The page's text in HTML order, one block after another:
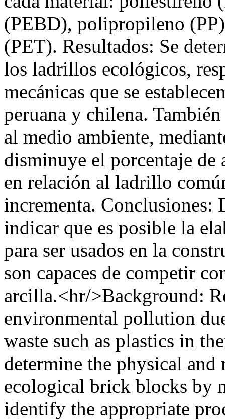
(PEBD), polipropileno
(PET). Resultados: Se
los ladrillos ecológicos,
mecánicas que se
peruana y chilena.
al medio ambiente,
disminuye el porcentaje de
en relación al ladrillo
incrementa. Conclusiones:
indicar que es posible la
para ser usados en la
son capaces de competir
arcilla.<hr/>Background:
environmental pollution
waste such as plastics in
determine the physical
ecological brick blocks by
identify the appropriate